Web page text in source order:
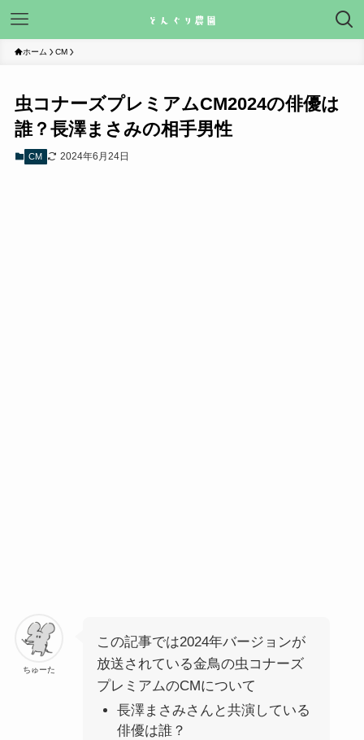
ホーム CM
虫コナーズプレミアムCM2024の俳優は
誰？長澤まさみの相手男性
CM 2024年6月24日
ちゅーた
この記事では2024年バージョンが
放送されている金鳥の虫コナーズ
プレミアムのCMについて
長澤まさみさんと共演している
俳優は誰？